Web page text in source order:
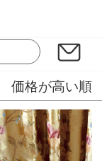
価格が高い順